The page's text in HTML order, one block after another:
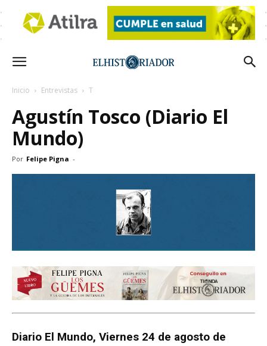
Inicio Entrevistas T
Agustín Tosco (Diario El
Mundo)
Por Felipe Pigna -
Diario El Mundo, Viernes 24 de agosto de